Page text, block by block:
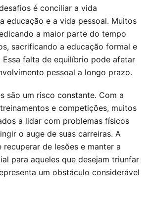
é conciliar a vida
educação e a vida pessoal. Muitos
a maior parte do tempo
sacrificando a educação formal e
falta de equilíbrio pode afetar
pessoal a longo prazo.
são um risco constante. Com a
e competições, muitos
a lidar com problemas físicos
o auge de suas carreiras. A
recuperar de lesões e manter a
para aqueles que desejam triunfar
um obstáculo considerável